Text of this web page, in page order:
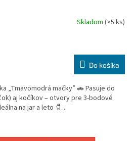
Skladom (>5 ks)
Do košíka
„Tmavomodrá mačky” 🚗 Pasuje do
aj kočíkov – otvory pre 3-bodové
na jar a leto 🧷...